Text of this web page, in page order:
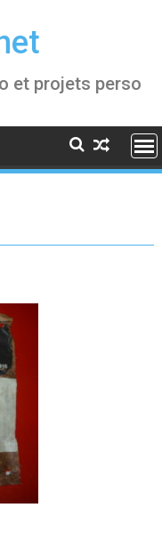
et projets perso